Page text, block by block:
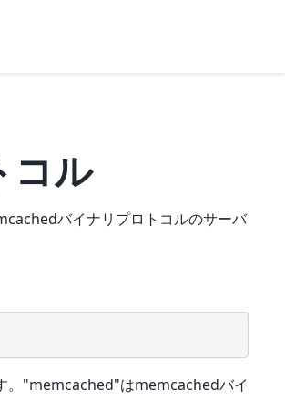
コル
バイナリプロトコルのサーバ
。"memcached"はmemcachedバイ